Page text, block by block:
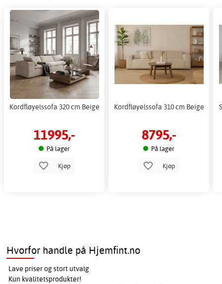
Kordfløyelssofa 320 cm Beige
11995,-
På lager
Kjøp
Kordfløyelssofa 310 cm Beige
8795,-
På lager
Kjøp
Hvorfor handle på Hjemfint.no
Lave priser og stort utvalg
Kun kvalitetsprodukter!